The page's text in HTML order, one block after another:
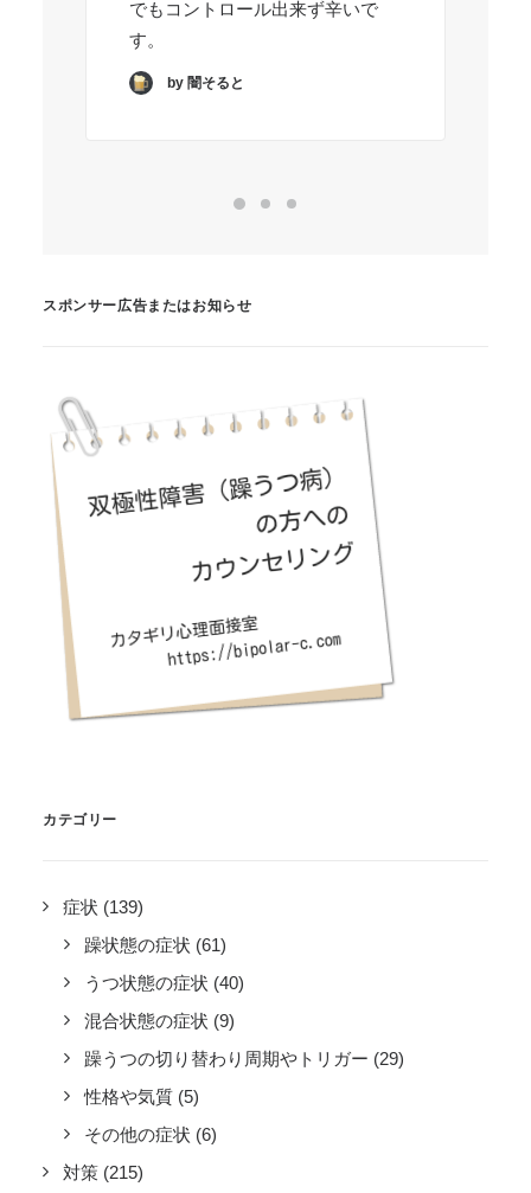
でもコントロール出来ず辛いで
す。
by 闇そると
スポンサー広告またはお知らせ
カテゴリー
症状 (139)
躁状態の症状 (61)
うつ状態の症状 (40)
混合状態の症状 (9)
躁うつの切り替わり周期やトリガー (29)
性格や気質 (5)
その他の症状 (6)
対策 (215)